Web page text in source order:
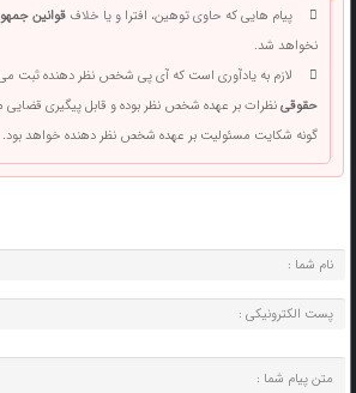
پیام هایی که حاوی توهین، افترا و یا خلافقوانین
نخواهد شد.
لازم به یادآوری است که آی پی شخص نظر دهنده ثبت
حقوقینظرات بر عهده شخص نظر بوده و قابل پیگیری قضایی
گونه شکایت مسئولیت بر عهده شخص نظر دهنده خواهد بود.